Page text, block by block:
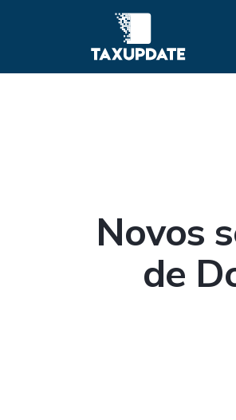
Novos
de